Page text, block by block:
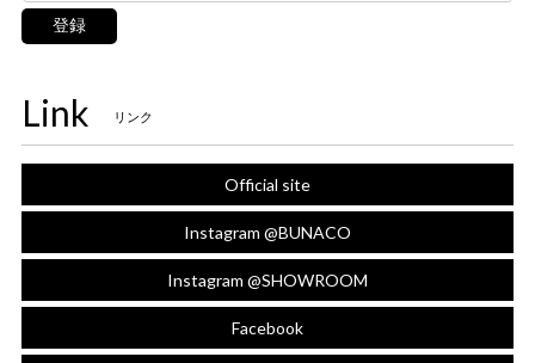
登録
Link リンク
Official site
Instagram @BUNACO
Instagram @SHOWROOM
Facebook